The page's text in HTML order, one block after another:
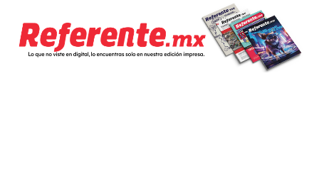
Hormony, startup chihuahuense, es nominada a los MedTech
Uno de cada cuatro trabajadores en Chihuahua no tiene estas
prestaciones
Becas internacionales abren nuevas oportunidades para